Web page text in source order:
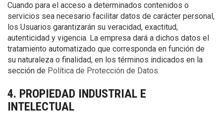
Cuando para el acceso a determinados contenidos o
servicios sea necesario facilitar datos de carácter personal,
los Usuarios garantizarán su veracidad, exactitud,
autenticidad y vigencia. La empresa dará a dichos datos el
tratamiento automatizado que corresponda en función de
su naturaleza o finalidad, en los términos indicados en la
sección de Política de Protección de Datos.
4. PROPIEDAD INDUSTRIAL E
INTELECTUAL